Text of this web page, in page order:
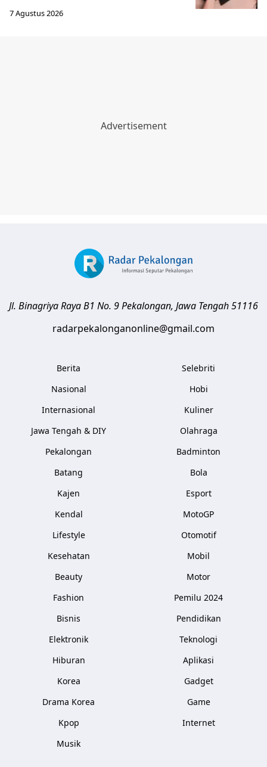
7 Agustus 2026
Jl. Binagriya Raya B1 No. 9Pekalongan, Jawa Tengah51116
radarpekalonganonline@gmail.com
Berita
Nasional
Internasional
Jawa Tengah & DIY
Pekalongan
Batang
Kajen
Kendal
Lifestyle
Kesehatan
Beauty
Fashion
Bisnis
Elektronik
Hiburan
Korea
Drama Korea
Kpop
Musik
Selebriti
Hobi
Kuliner
Olahraga
Badminton
Bola
Esport
MotoGP
Otomotif
Mobil
Motor
Pemilu 2024
Pendidikan
Teknologi
Aplikasi
Gadget
Game
Internet